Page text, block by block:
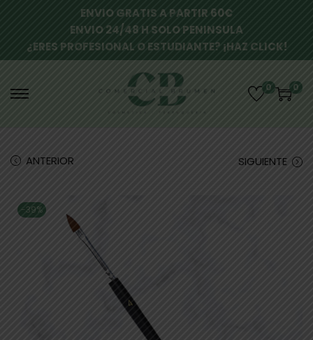
ENVIO GRATIS A PARTIR 60€
ENVIO 24/48 H SOLO PENINSULA
¿ERES PROFESIONAL O ESTUDIANTE? ¡HAZ CLICK!
0 0
ANTERIOR SIGUIENTE
-39%